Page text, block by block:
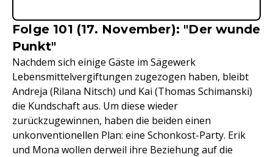
Folge 101 (17. November): "Der wunde
Punkt"
Nachdem sich einige Gäste im Sägewerk
Lebensmittelvergiftungen zugezogen haben, bleibt
Andreja (Rilana Nitsch) und Kai (Thomas Schimanski)
die Kundschaft aus. Um diese wieder
zurückzugewinnen, haben die beiden einen
unkonventionellen Plan: eine Schonkost-Party. Erik
und Mona wollen derweil ihre Beziehung auf die